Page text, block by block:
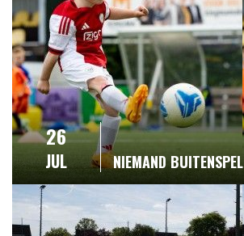
26
JUL NIEMAND BUITENSPEL